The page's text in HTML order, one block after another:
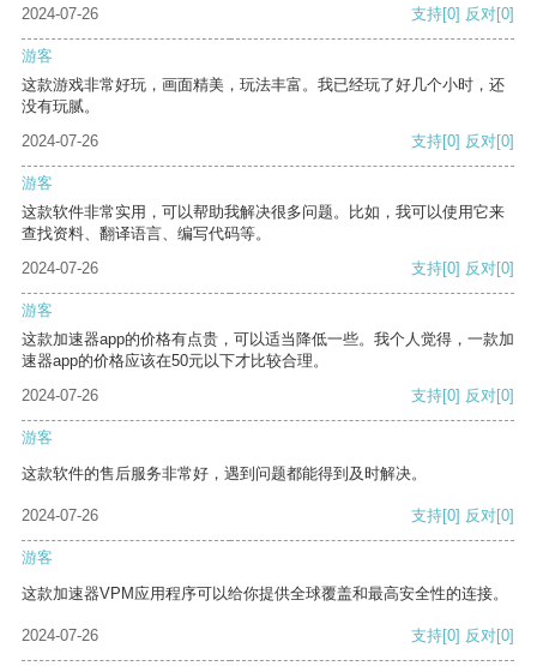
2024-07-26
支持[0] 反对[0]
游客
这款游戏非常好玩，画面精美，玩法丰富。我已经玩了好几个小时，还
没有玩腻。
2024-07-26
支持[0] 反对[0]
游客
这款软件非常实用，可以帮助我解决很多问题。比如，我可以使用它来
查找资料、翻译语言、编写代码等。
2024-07-26
支持[0] 反对[0]
游客
这款加速器app的价格有点贵，可以适当降低一些。我个人觉得，一款加
速器app的价格应该在50元以下才比较合理。
2024-07-26
支持[0] 反对[0]
游客
这款软件的售后服务非常好，遇到问题都能得到及时解决。
2024-07-26 支持[0] 反对[0]
游客
这款加速器VPM应用程序可以给你提供全球覆盖和最高安全性的连接。
2024-07-26 支持[0] 反对[0]